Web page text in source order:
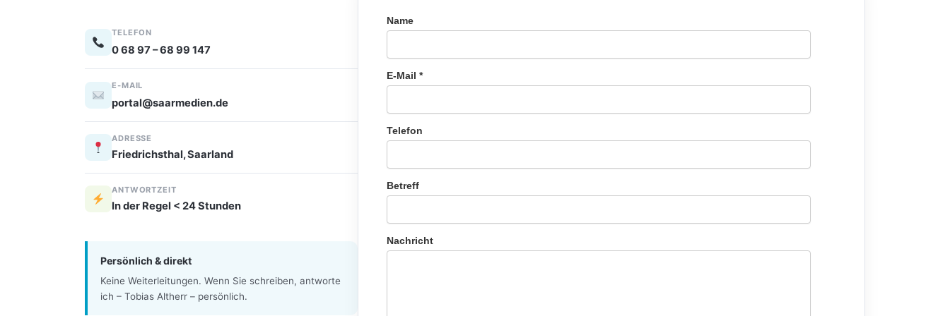
TELEFON
0 68 97 – 68 99 147
E-MAIL
portal@saarmedien.de
ADRESSE
Friedrichsthal, Saarland
ANTWORTZEIT
In der Regel < 24 Stunden
Persönlich & direkt
Keine Weiterleitungen. Wenn Sie schreiben, antworte
ich – Tobias Altherr – persönlich.
Name
E-Mail *
Telefon
Betreff
Nachricht